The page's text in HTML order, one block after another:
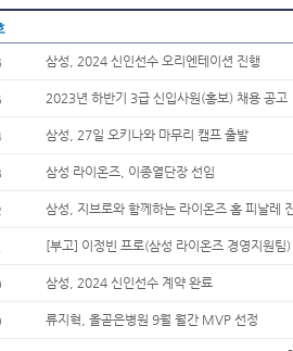
삼성, 2024 신인선수 오리엔테이션 진행
2023년 하반기 3급 신입사원(홍보) 채용 공고
삼성, 27일 오키나와 마무리 캠프 출발
삼성 라이온즈, 이종열단장 선임
삼성, 지브로와 함께하는 라이온즈 홈 피날레
[부고] 이정빈 프로(삼성 라이온즈 경영지원팀
삼성, 2024 신인선수 계약 완료
류지혁, 올곧은병원 9월 월간 MVP 선정